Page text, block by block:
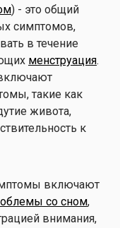
) - это общий
симптомов,
в течение
менструация.
такие как
живота,
к
включают
со сном,
внимания,